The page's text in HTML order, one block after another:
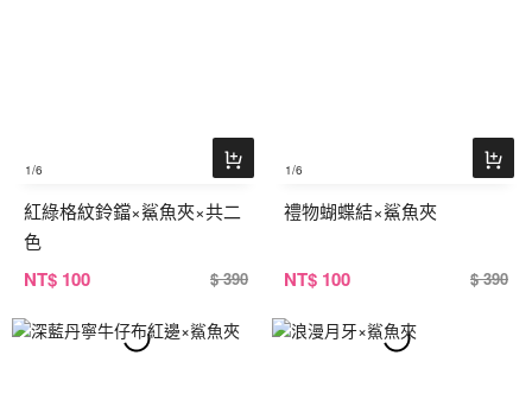
1/6
紅綠格紋鈴鐺×鯊魚夾×共二
色
NT$ 100 $ 390
1/6
禮物蝴蝶結×鯊魚夾
NT$ 100 $ 390